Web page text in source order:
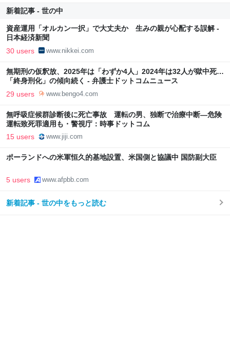
新着記事 - 世の中
資産運用「オルカン一択」で大丈夫か 生みの親が心配する誤解 -
日本経済新聞
30 users www.nikkei.com
無期刑の仮釈放、2025年は「わずか4人」2024年は32人が獄中死…
「終身刑化」の傾向続く - 弁護士ドットコムニュース
29 users www.bengo4.com
無呼吸症候群診断後に死亡事故 運転の男、独断で治療中断―危険
運転致死罪適用も・警視庁：時事ドットコム
15 users www.jiji.com
ポーランドへの米軍恒久的基地設置、米国側と協議中 国防副大臣
5 users www.afpbb.com
新着記事 - 世の中をもっと読む